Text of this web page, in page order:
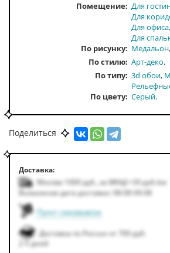
Помещение Для
Для
Для офиса
Для
По рисунку
Медальон
По стилю Арт-деко
По типу 3d обои
По цвету Серый
Поделиться
Доставка:
Москва 1000руб. за МКАД +50руб. /км
Возможная дата доставки: 08.08-09.08
Пункт самовывоза
Доставка по России от 700 руб.
2-5 дней